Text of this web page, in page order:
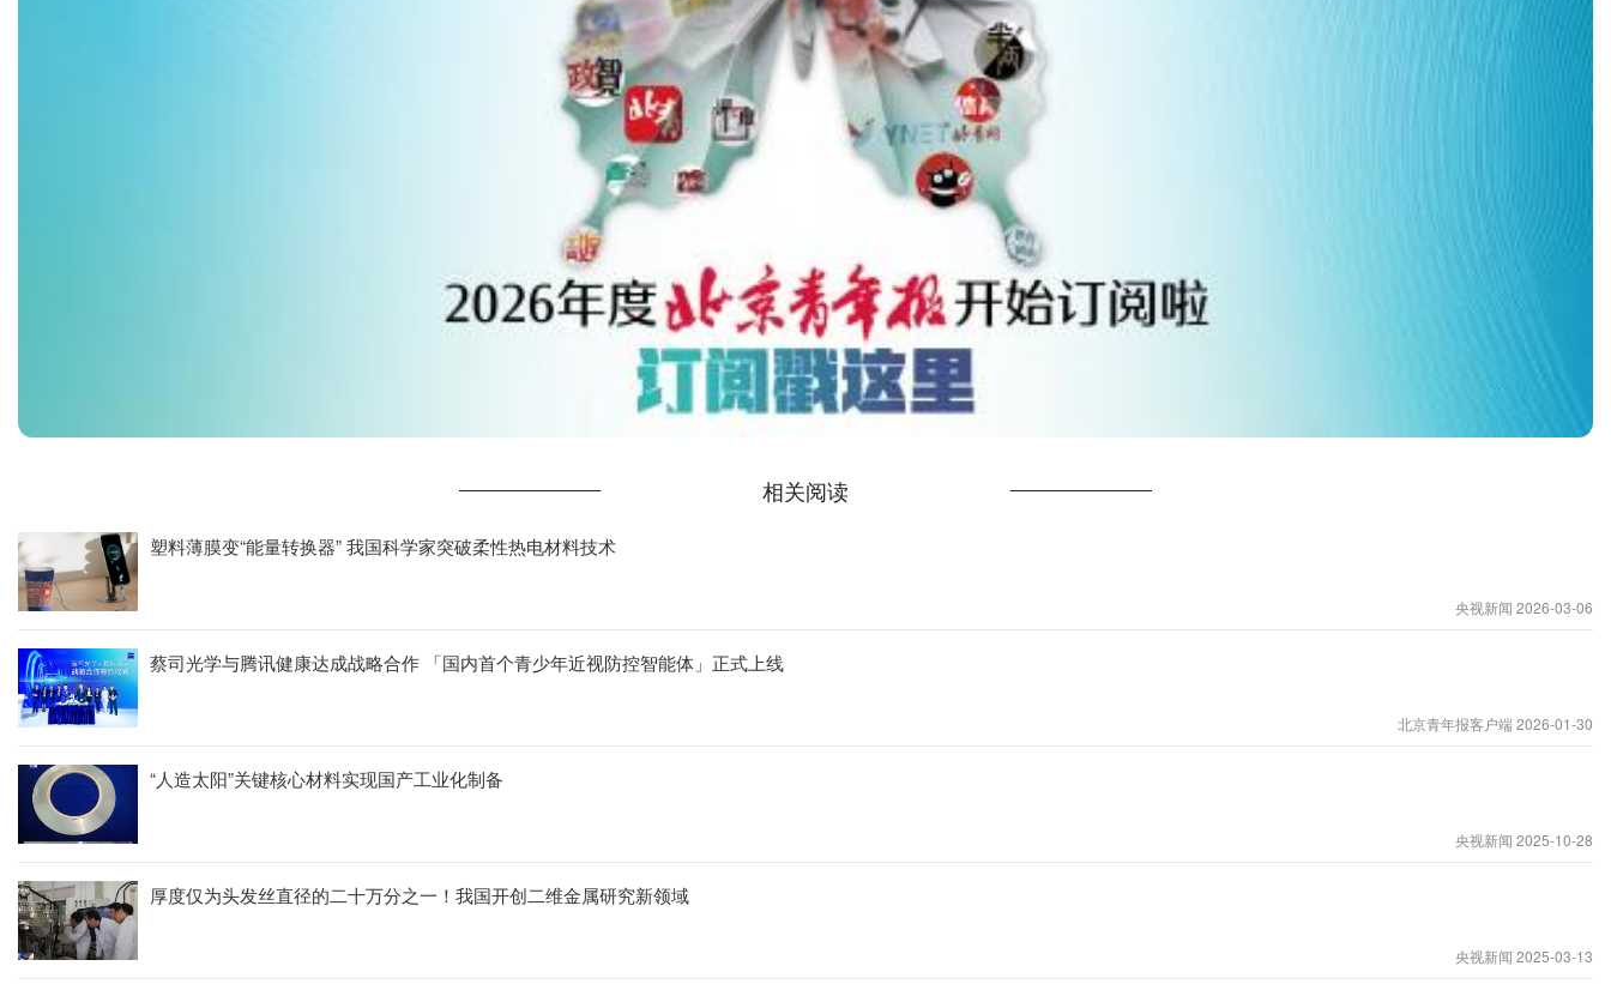
相关阅读
塑料薄膜变“能量转换器” 我国科学家突破柔性热电材料技术
央视新闻 2026-03-06
蔡司光学与腾讯健康达成战略合作 「国内首个青少年近视防控智能体」正式上线
北京青年报客户端 2026-01-30
“人造太阳”关键核心材料实现国产工业化制备
央视新闻 2025-10-28
厚度仅为头发丝直径的二十万分之一！我国开创二维金属研究新领域
央视新闻 2025-03-13